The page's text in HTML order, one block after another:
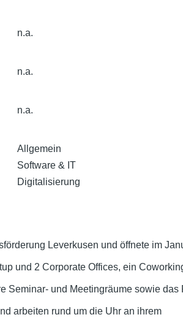
n.a.
n.a.
n.a.
Allgemein
Software & IT
Digitalisierung
Leverkusen und öffnete im
und 2 Corporate Offices, ein
Seminar- und Meetingräume sowie das
arbeiten rund um die Uhr an ihrem